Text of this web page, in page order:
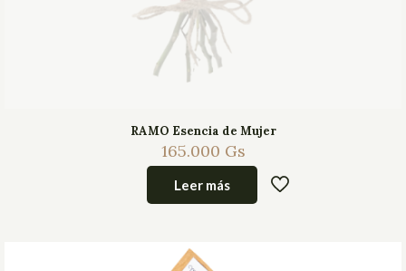
RAMO Esencia de Mujer
165.000 Gs
Leer más